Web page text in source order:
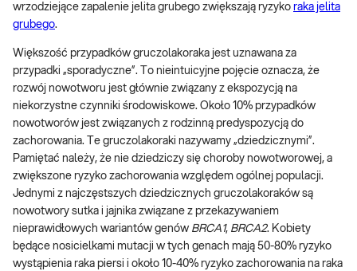
wrzodziejące zapalenie jelita grubego zwiększają ryzyko raka jelita
grubego.
Większość przypadków gruczolakoraka jest uznawana za
przypadki „sporadyczne”. To nieintuicyjne pojęcie oznacza, że
rozwój nowotworu jest głównie związany z ekspozycją na
niekorzystne czynniki środowiskowe. Około 10% przypadków
nowotworów jest związanych z rodzinną predyspozycją do
zachorowania. Te gruczolakoraki nazywamy „dziedzicznymi”.
Pamiętać należy, że nie dziedziczy się choroby nowotworowej, a
zwiększone ryzyko zachorowania względem ogólnej populacji.
Jednymi z najczęstszych dziedzicznych gruczolakoraków są
nowotwory sutka i jajnika związane z przekazywaniem
nieprawidłowych wariantów genów BRCA1, BRCA2. Kobiety
będące nosicielkami mutacji w tych genach mają 50-80% ryzyko
wystąpienia raka piersi i około 10-40% ryzyko zachorowania na raka